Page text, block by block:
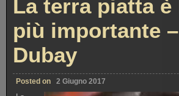
La terra piatta
più importante
Dubay
Posted on 2 Giugno 2017